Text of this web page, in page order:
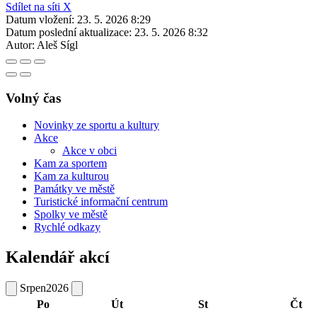
Sdílet na síti X
Datum vložení: 23. 5. 2026 8:29
Datum poslední aktualizace: 23. 5. 2026 8:32
Autor: Aleš Sígl
Volný čas
Novinky ze sportu a kultury
Akce
Akce v obci
Kam za sportem
Kam za kulturou
Památky ve městě
Turistické informační centrum
Spolky ve městě
Rychlé odkazy
Kalendář akcí
Srpen2026
Po
Út St Čt